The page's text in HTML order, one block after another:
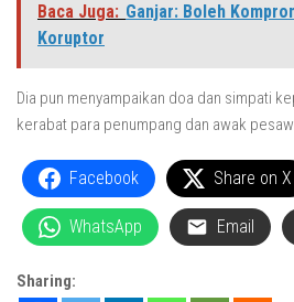
Baca Juga: Ganjar: Boleh
Koruptor
Dia pun menyampaikan doa dan simpati
kerabat para penumpang dan awak
Facebook Share on X
WhatsApp Email
Sharing: